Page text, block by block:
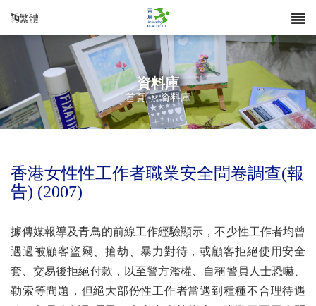
繁體
資料庫
首頁 > 資料庫
香港女性性工作者職業安全問卷調查(報
告) (2007)
據傳媒報導及青鳥的前線工作經驗顯示，不少性工作者均曾
遇過被顧客盜竊、搶劫、暴力對待，或顧客拒絕使用安全
套、交易後拒絕付款，以至警方濫權、自稱警員人士恐嚇、
勒索等問題，但絕大部份性工作者當遇到種種不合理待遇